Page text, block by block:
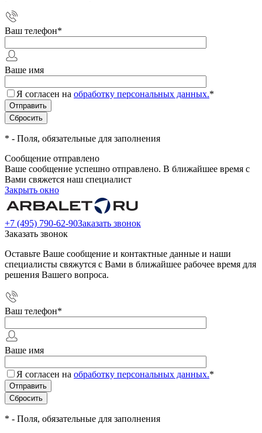
Ваш телефон*
Ваше имя
Я согласен на обработку персональных данных.*
* - Поля, обязательные для заполнения
Сообщение отправлено
Ваше сообщение успешно отправлено. В ближайшее время с
Вами свяжется наш специалист
Закрыть окно
+7 (495) 790-62-90Заказать звонок
Заказать звонок
Оставьте Ваше сообщение и контактные данные и наши
специалисты свяжутся с Вами в ближайшее рабочее время для
решения Вашего вопроса.
Ваш телефон*
Ваше имя
Я согласен на обработку персональных данных.*
* - Поля, обязательные для заполнения